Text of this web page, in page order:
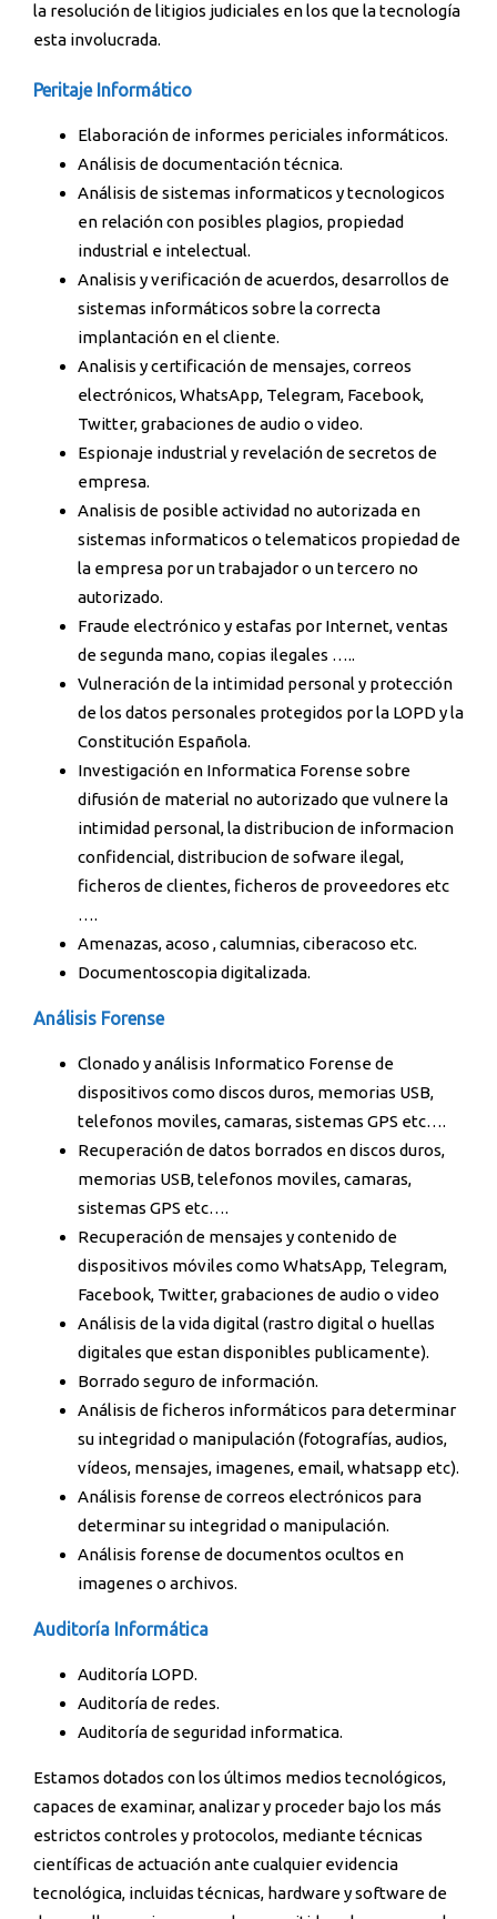
la resolución de litigios judiciales en los que la tecnología
esta involucrada.
Peritaje Informático
Elaboración de informes periciales informáticos.
Análisis de documentación técnica.
Análisis de sistemas informaticos y tecnologicos
en relación con posibles plagios, propiedad
industrial e intelectual.
Analisis y verificación de acuerdos, desarrollos de
sistemas informáticos sobre la correcta
implantación en el cliente.
Analisis y certificación de mensajes, correos
electrónicos, WhatsApp, Telegram, Facebook,
Twitter, grabaciones de audio o video.
Espionaje industrial y revelación de secretos de
empresa.
Analisis de posible actividad no autorizada en
sistemas informaticos o telematicos propiedad de
la empresa por un trabajador o un tercero no
autorizado.
Fraude electrónico y estafas por Internet, ventas
de segunda mano, copias ilegales …..
Vulneración de la intimidad personal y protección
de los datos personales protegidos por la LOPD y la
Constitución Española.
Investigación en Informatica Forense sobre
difusión de material no autorizado que vulnere la
intimidad personal, la distribucion de informacion
confidencial, distribucion de sofware ilegal,
ficheros de clientes, ficheros de proveedores etc
….
Amenazas, acoso , calumnias, ciberacoso etc.
Documentoscopia digitalizada.
Análisis Forense
Clonado y análisis Informatico Forense de
dispositivos como discos duros, memorias USB,
telefonos moviles, camaras, sistemas GPS etc….
Recuperación de datos borrados en discos duros,
memorias USB, telefonos moviles, camaras,
sistemas GPS etc….
Recuperación de mensajes y contenido de
dispositivos móviles como WhatsApp, Telegram,
Facebook, Twitter, grabaciones de audio o video
Análisis de la vida digital (rastro digital o huellas
digitales que estan disponibles publicamente).
Borrado seguro de información.
Análisis de ficheros informáticos para determinar
su integridad o manipulación (fotografías, audios,
vídeos, mensajes, imagenes, email, whatsapp etc).
Análisis forense de correos electrónicos para
determinar su integridad o manipulación.
Análisis forense de documentos ocultos en
imagenes o archivos.
Auditoría Informática
Auditoría LOPD.
Auditoría de redes.
Auditoría de seguridad informatica.
Estamos dotados con los últimos medios tecnológicos,
capaces de examinar, analizar y proceder bajo los más
estrictos controles y protocolos, mediante técnicas
científicas de actuación ante cualquier evidencia
tecnológica, incluidas técnicas, hardware y software de